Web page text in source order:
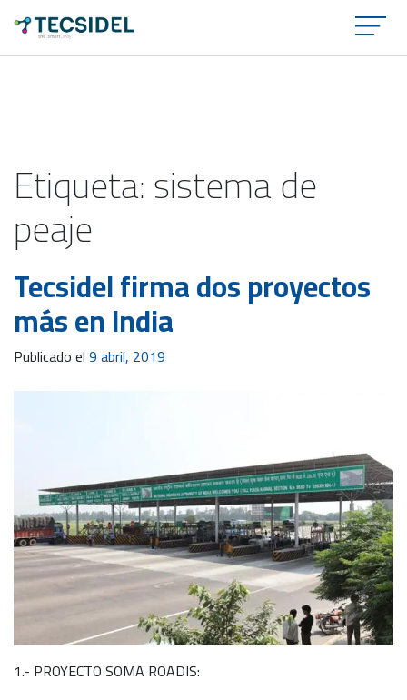
×
Etiqueta:sistema de
peaje
Tecsidel firma dos proyectos
más en India
Publicado el9 abril, 2019
1.- PROYECTO SOMA ROADIS: